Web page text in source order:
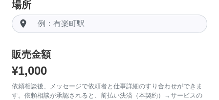
場所
room
販売金額
¥1,000
依頼相談後、メッセージで依頼者と仕事詳細のすり合わせができま
す。依頼相談が承認されると、前払い決済（本契約）→サービスの